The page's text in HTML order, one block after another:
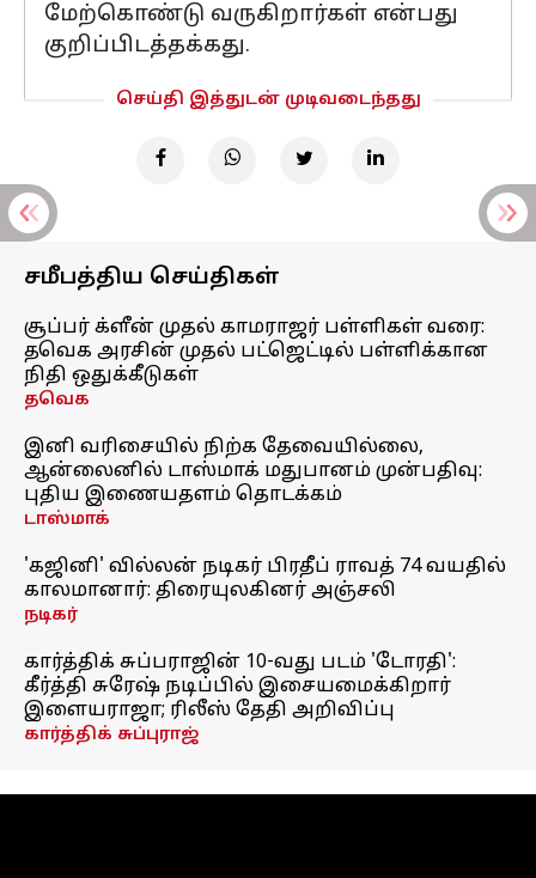
மேற்கொண்டு வருகிறார்கள் என்பது
குறிப்பிடத்தக்கது.
செய்தி இத்துடன் முடிவடைந்தது
சமீபத்திய செய்திகள்
சூப்பர் க்ளீன் முதல் காமராஜர் பள்ளிகள் வரை:
தவெக அரசின் முதல் பட்ஜெட்டில் பள்ளிக்கான
நிதி ஒதுக்கீடுகள்
தவெக
இனி வரிசையில் நிற்க தேவையில்லை,
ஆன்லைனில் டாஸ்மாக் மதுபானம் முன்பதிவு:
புதிய இணையதளம் தொடக்கம்
டாஸ்மாக்
'கஜினி' வில்லன் நடிகர் பிரதீப் ராவத் 74 வயதில்
காலமானார்: திரையுலகினர் அஞ்சலி
நடிகர்
கார்த்திக் சுப்பராஜின் 10-வது படம் 'டோரதி':
கீர்த்தி சுரேஷ் நடிப்பில் இசையமைக்கிறார்
இளையராஜா; ரிலீஸ் தேதி அறிவிப்பு
கார்த்திக் சுப்புராஜ்